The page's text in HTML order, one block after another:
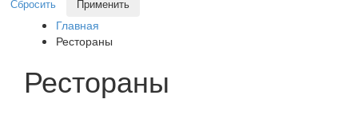
Сбросить Применить
Главная
Рестораны
Рестораны